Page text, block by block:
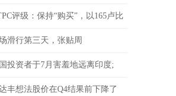
评级：保持“购买”，以165卢比
不变
滑行第三天，张贴周
投资者于7月害羞地远离印度;
在击中15个月高度之后
丰想法股价在Q4结果前下降了